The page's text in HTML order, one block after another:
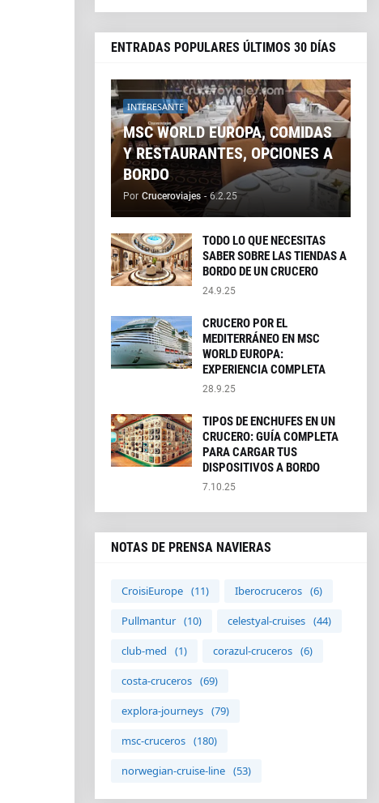
ENTRADAS POPULARES ÚLTIMOS 30 DÍAS
INTERESANTE
MSC WORLD EUROPA, COMIDAS
Y RESTAURANTES, OPCIONES A
BORDO
Por Cruceroviajes - 6.2.25
TODO LO QUE NECESITAS
SABER SOBRE LAS TIENDAS A
BORDO DE UN CRUCERO
24.9.25
CRUCERO POR EL
MEDITERRÁNEO EN MSC
WORLD EUROPA:
EXPERIENCIA COMPLETA
28.9.25
TIPOS DE ENCHUFES EN UN
CRUCERO: GUÍA COMPLETA
PARA CARGAR TUS
DISPOSITIVOS A BORDO
7.10.25
NOTAS DE PRENSA NAVIERAS
CroisiEurope (11) Iberocruceros (6)
Pullmantur (10) celestyal-cruises (44)
club-med (1) corazul-cruceros (6)
costa-cruceros (69)
explora-journeys (79)
msc-cruceros (180)
norwegian-cruise-line (53)